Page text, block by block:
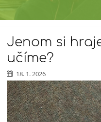
Novinky
Jenom si
učíme?
18. 1. 2026